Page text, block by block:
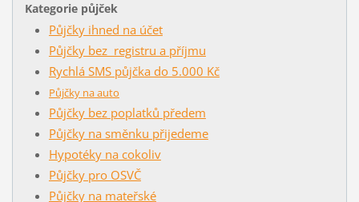
Kategorie půjček
Půjčky ihned na účet
Půjčky bez registru a příjmu
Rychlá SMS půjčka do 5.000 Kč
Půjčky na auto
Půjčky bez poplatků předem
Půjčky na směnku přijedeme
Hypotéky na cokoliv
Půjčky pro OSVČ
Půjčky na mateřské